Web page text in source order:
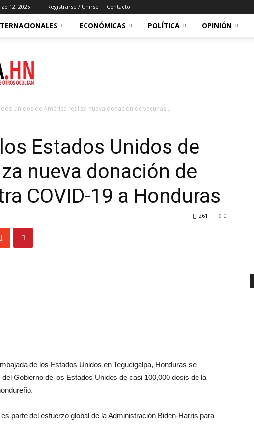
12, 2026 Registrarse / Unirse Contacto
ECONÓMICAS POLÍTICA OPINIÓN
Unidos de América realiza nueva donación de vacunas...
Estados Unidos de
nueva donación de
COVID-19 a Honduras
0
261
de los Estados Unidos en Tegucigalpa, Honduras se
Gobierno de los Estados Unidos de casi 100,000 dosis de la
parte del esfuerzo global de la Administración Biden-Harris para